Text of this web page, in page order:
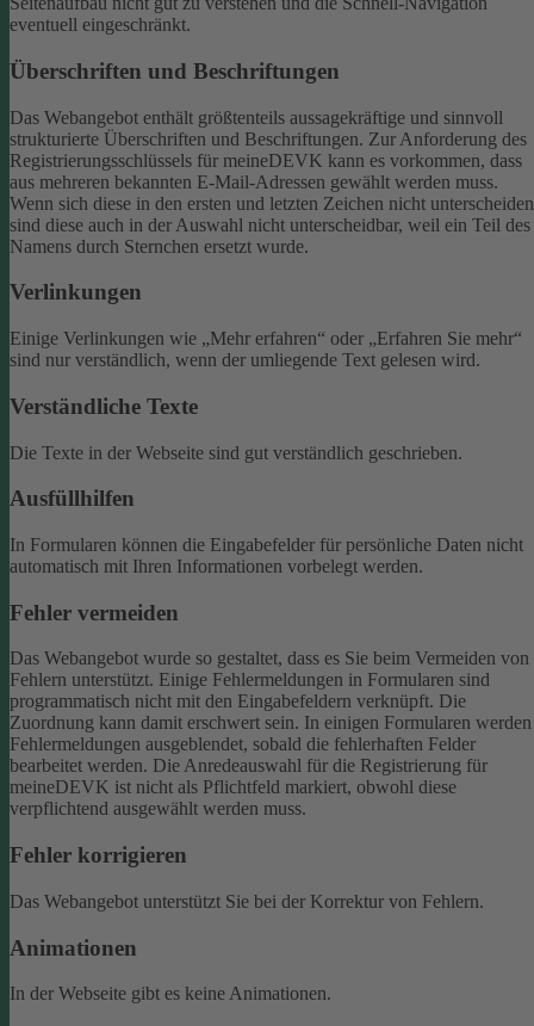
eventuell eingeschränkt.
Überschriften und Beschriftungen
Das Webangebot enthält größtenteils aussagekräftige und sinnvoll
strukturierte Überschriften und Beschriftungen. Zur Anforderung des
Registrierungsschlüssels für meineDEVK kann es vorkommen, dass
aus mehreren bekannten E-Mail-Adressen gewählt werden muss.
Wenn sich diese in den ersten und letzten Zeichen nicht
sind diese auch in der Auswahl nicht unterscheidbar, weil ein Teil des
Namens durch Sternchen ersetzt wurde.
Verlinkungen
Einige Verlinkungen wie „Mehr erfahren“ oder „Erfahren Sie mehr“
sind nur verständlich, wenn der umliegende Text gelesen wird.
Verständliche Texte
Die Texte in der Webseite sind gut verständlich geschrieben.
Ausfüllhilfen
In Formularen können die Eingabefelder für persönliche Daten nicht
automatisch mit Ihren Informationen vorbelegt werden.
Fehler vermeiden
Das Webangebot wurde so gestaltet, dass es Sie beim Vermeiden von
Fehlern unterstützt. Einige Fehlermeldungen in Formularen sind
programmatisch nicht mit den Eingabefeldern verknüpft. Die
Zuordnung kann damit erschwert sein. In einigen Formularen werden
Fehlermeldungen ausgeblendet, sobald die fehlerhaften Felder
bearbeitet werden. Die Anredeauswahl für die Registrierung für
meineDEVK ist nicht als Pflichtfeld markiert, obwohl diese
verpflichtend ausgewählt werden muss.
Fehler korrigieren
Das Webangebot unterstützt Sie bei der Korrektur von Fehlern.
Animationen
In der Webseite gibt es keine Animationen.